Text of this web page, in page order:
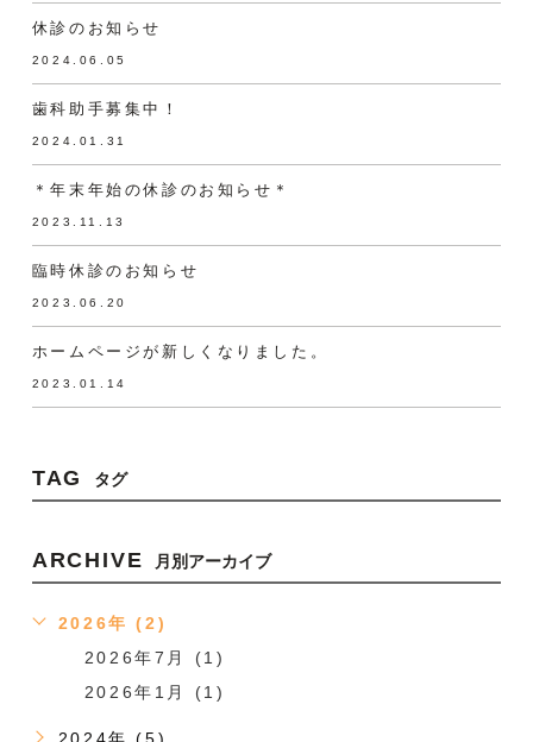
休診のお知らせ
2024.06.05
歯科助手募集中！
2024.01.31
＊年末年始の休診のお知らせ＊
2023.11.13
臨時休診のお知らせ
2023.06.20
ホームページが新しくなりました。
2023.01.14
TAG タグ
ARCHIVE 月別アーカイブ
2026年 (2)
2026年7月 (1)
2026年1月 (1)